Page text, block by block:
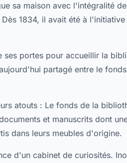
sa maison avec l'intégralité
1834, il avait été à
ses portes pour accueillir la
partagé entre le
atouts : Le fonds de la
et manuscrits dont
dans leurs meubles d'origine.
d'un cabinet de curiosités.